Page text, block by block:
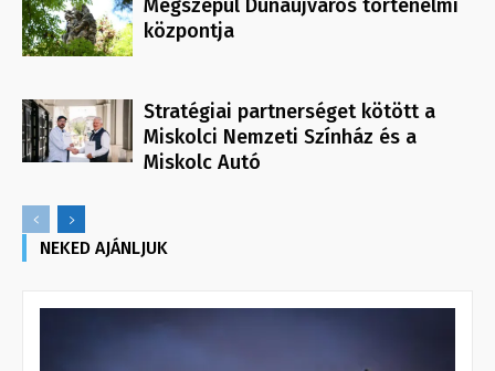
Megszépül Dunaújváros történelmi
központja
Stratégiai partnerséget kötött a
Miskolci Nemzeti Színház és a
Miskolc Autó
NEKED AJÁNLJUK